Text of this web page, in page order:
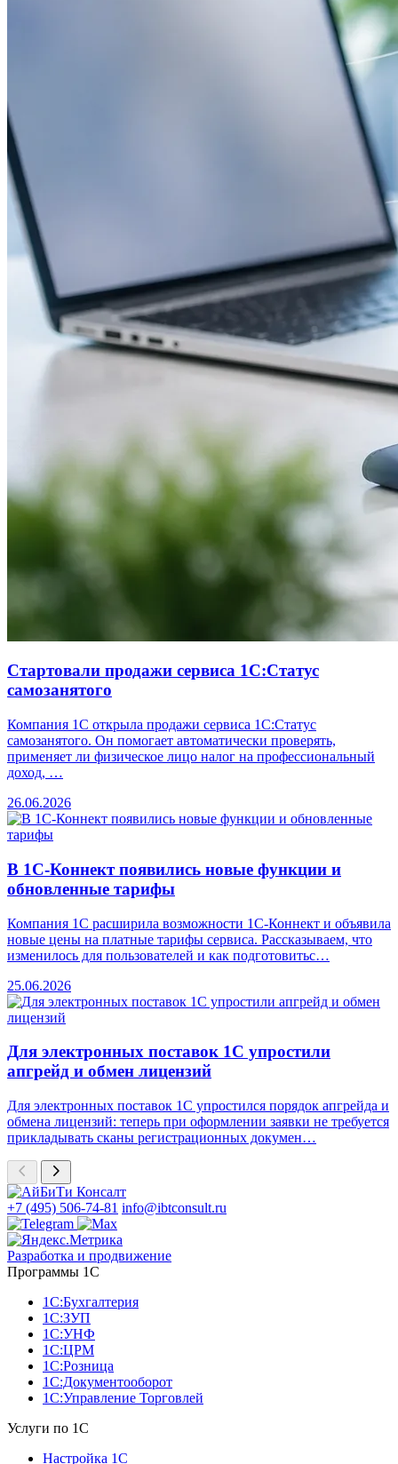
Стартовали продажи сервиса 1С:Статус
самозанятого
Компания 1С открыла продажи сервиса 1С:Статус
самозанятого. Он помогает автоматически проверять,
применяет ли физическое лицо налог на профессиональный
доход, …
26.06.2026
В 1С-Коннект появились новые функции и
обновленные тарифы
Компания 1С расширила возможности 1С-Коннект и объявила
новые цены на платные тарифы сервиса. Рассказываем, что
изменилось для пользователей и как подготовитьс…
25.06.2026
Для электронных поставок 1С упростили
апгрейд и обмен лицензий
Для электронных поставок 1С упростился порядок апгрейда и
обмена лицензий: теперь при оформлении заявки не требуется
прикладывать сканы регистрационных докумен…
+7 (495) 506-74-81 info@ibtconsult.ru
Разработка и продвижение
Программы 1С
1С:Бухгалтерия
1С:ЗУП
1С:УНФ
1С:ЦРМ
1С:Розница
1С:Документооборот
1С:Управление Торговлей
Услуги по 1С
Настройка 1С